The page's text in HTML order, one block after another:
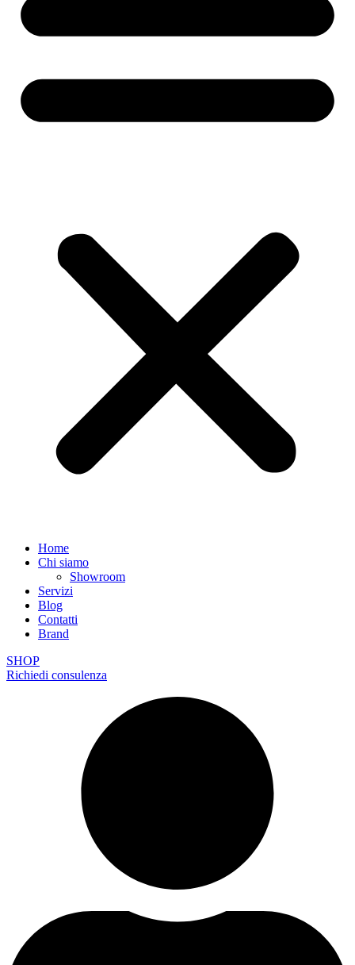
Home
Chi siamo
Showroom
Servizi
Blog
Contatti
Brand
SHOP
Richiedi consulenza